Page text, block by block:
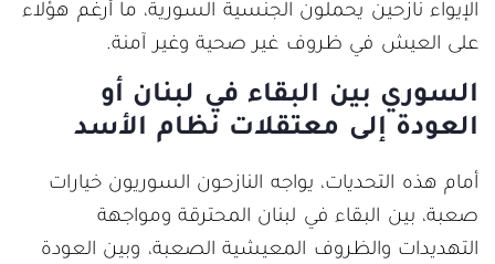
الإيواء نازحين يحملون الجنسية السورية، ما أرغم هؤلاء
على العيش في ظروف غير صحية وغير آمنة.
السوري بين البقاء في لبنان أو
العودة إلى معتقلات نظام الأسد
أمام هذه التحديات، يواجه النازحون السوريون خيارات
صعبة، بين البقاء في لبنان المحترقة ومواجهة
التهديدات والظروف المعيشية الصعبة، وبين العودة